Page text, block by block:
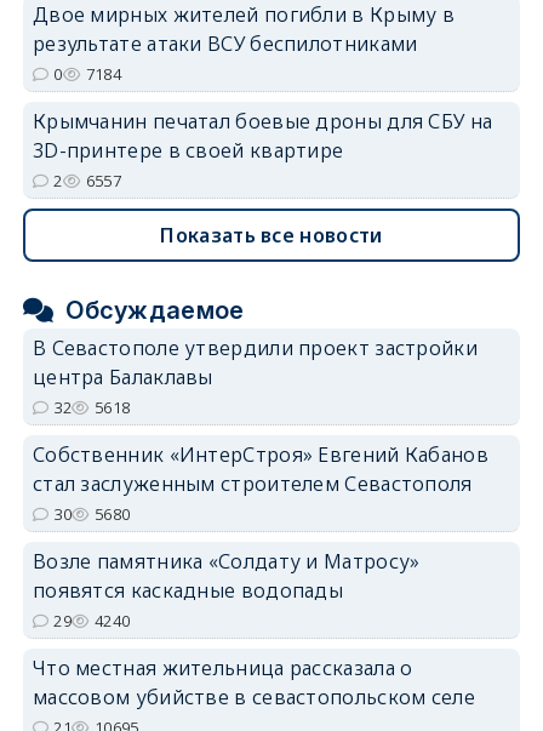
Двое мирных жителей погибли в Крыму в
результате атаки ВСУ беспилотниками
0 7184
Крымчанин печатал боевые дроны для СБУ на
3D-принтере в своей квартире
2 6557
Показать все новости
Обсуждаемое
В Севастополе утвердили проект застройки
центра Балаклавы
32 5618
Собственник «ИнтерСтроя» Евгений Кабанов
стал заслуженным строителем Севастополя
30 5680
Возле памятника «Солдату и Матросу»
появятся каскадные водопады
29 4240
Что местная жительница рассказала о
массовом убийстве в севастопольском селе